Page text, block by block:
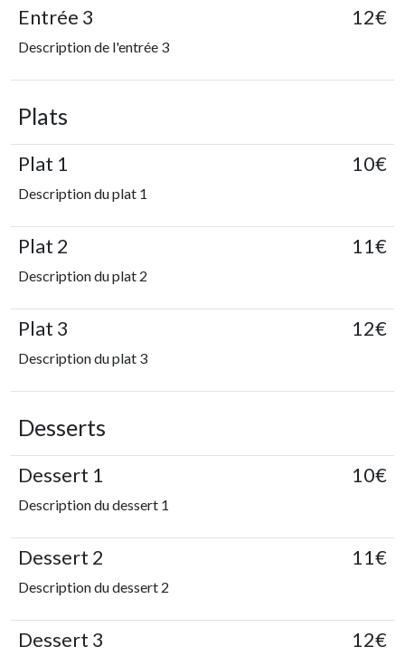
Entrée 3
Description de l'entrée 3
12€
Plats
Plat 1
Description du plat 1
10€
Plat 2
Description du plat 2
11€
Plat 3
Description du plat 3
12€
Desserts
Dessert 1
Description du dessert 1
10€
Dessert 2
Description du dessert 2
11€
Dessert 3 12€